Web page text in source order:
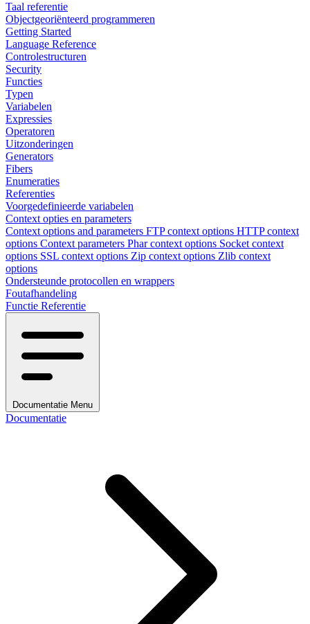
Taal referentie
Objectgeoriënteerd programmeren
Getting Started
Language Reference
Controlestructuren
Security
Functies
Typen
Variabelen
Expressies
Operatoren
Uitzonderingen
Generators
Fibers
Enumeraties
Referenties
Voorgedefinieerde variabelen
Context opties en parameters
Context options and parameters FTP context options HTTP context
options Context parameters Phar context options Socket context
options SSL context options Zip context options Zlib context
options
Ondersteunde protocollen en wrappers
Foutafhandeling
Functie Referentie
Documentatie Menu
Documentatie